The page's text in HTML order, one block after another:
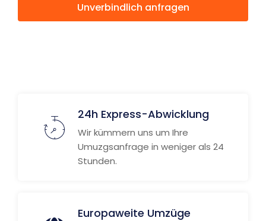
Unverbindlich anfragen
24h Express-Abwicklung
Wir kümmern uns um Ihre
Umuzgsanfrage in weniger als 24
Stunden.
Europaweite Umzüge